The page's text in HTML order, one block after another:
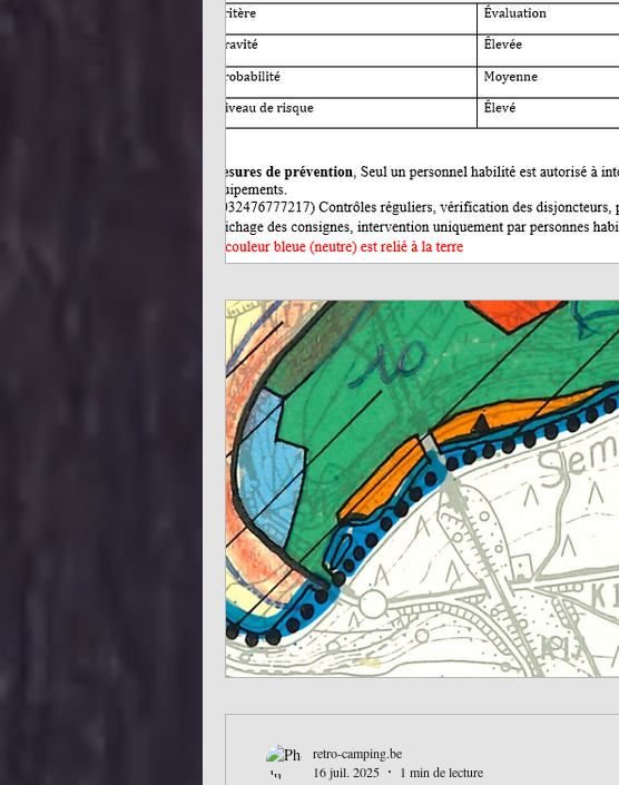
retro-camping.be
16 juil. 2025
1 min de lecture